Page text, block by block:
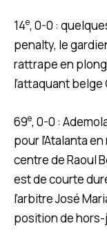
14e, 0-0 :
penalty, le
rattrape en
l’attaquant
69e, 0-0 :
pour l’Atalanta
centre de Raoul
est de courte
l’arbitre José
position de hors-